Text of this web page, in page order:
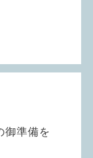
御準備を